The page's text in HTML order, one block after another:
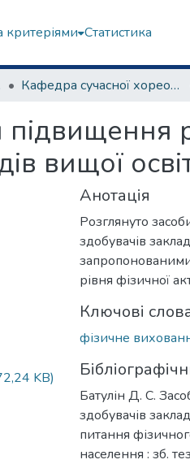
критеріями Статистика
Кафедра сучасної хореографії та спортивно-оздоровчих технологій
вищої
KB)
Анотація
Розглянуто
здобувачів
рівня фізичної
Ключові
фізичне
Батулін Д. С.
здобувачів
питання
населення : зб.